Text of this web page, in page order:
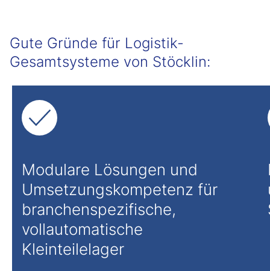
Gute Gründe für Logistik-
Gesamtsysteme von Stöcklin:
Modulare Lösungen und
Umsetzungskompetenz für
branchenspezifische,
vollautomatische
Kleinteilelager